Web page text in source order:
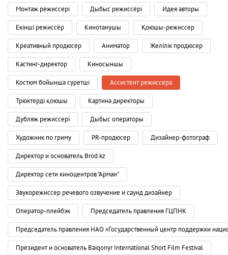
Монтаж режиссері Дыбыс режиссёрі Идея авторы
Екінші режиссёр Кинотанушы Қоюшы-режиссер
Креативный продюсер Аниматор Желілік продюсер
Кастинг-директор Киносыншы
Костюм бойынша суретші Ассистент режиссера
Трюктерді қоюшы Картина директоры
Дубляж режиссері Дыбыс операторы
Художник по гриму PR-продюсер Дизайнер-фотограф
Директор и основатель Brod.kz
Директор сети киноцентров "Арман"
Звукорежиссер речевого озвучение и саунд дизайнер
Оператор-плейбэк Председатель правления ГЦПНК
Председатель правления НАО «Государственный центр поддержки
Президент и основатель Baiqonyr International Short Film Festival